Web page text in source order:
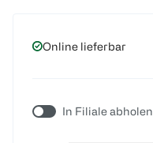
Online lieferbar
In Filiale abholen